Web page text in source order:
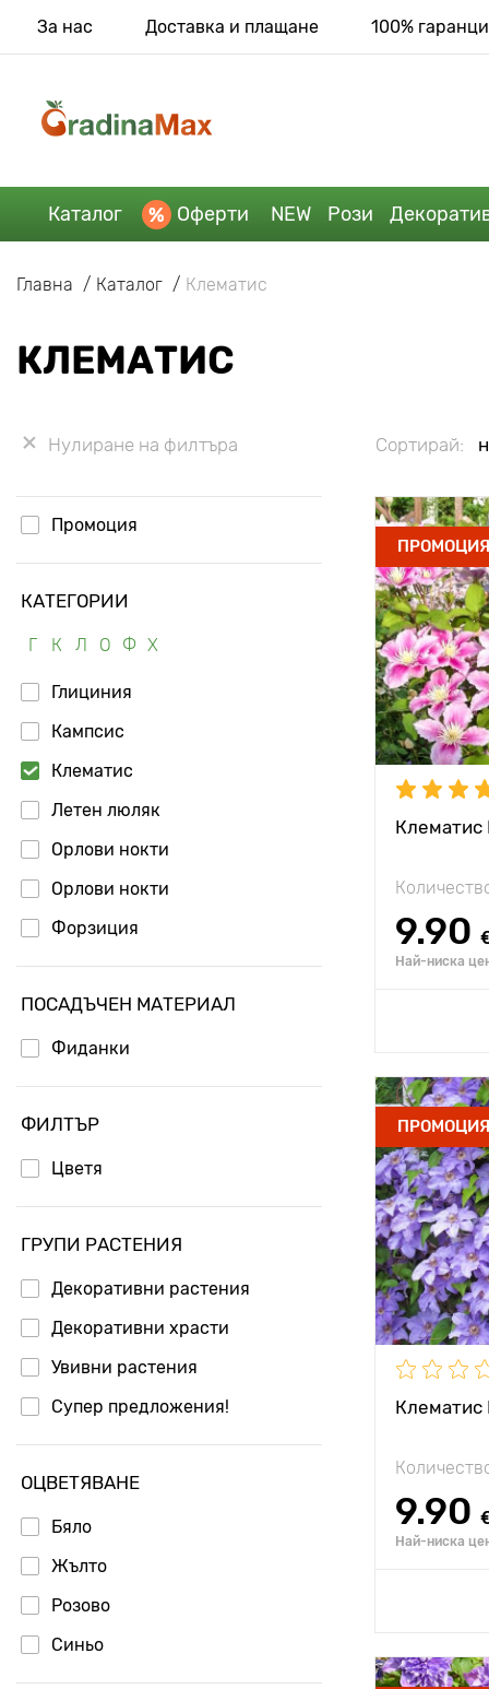
За нас Доставка и плащане 100%
Каталог Оферти NEW Рози
Главна Каталог Клематис
КЛЕМАТИС
Нулиране на филтъра
Промоция
КАТЕГОРИИ
Г К Л О Ф Х
Глициния
Кампсис
Клематис
Летен люляк
Орлови нокти
Орлови нокти
Форзиция
Хортензия
ПОСАДЪЧЕН МАТЕРИАЛ
Фиданки
ФИЛТЪР
Цветя
ГРУПИ РАСТЕНИЯ
Декоративни растения
Декоративни храсти
Увивни растения
Супер предложения!
ОЦВЕТЯВАНЕ
Бяло
Жълто
Розово
Синьо
Сортирай:
ПРОМОЦИЯ
Клематис
9.90
Най-ниска
Type pots
Специални
Височина
растението
растенията
ПРОМОЦИЯ
Клематис
9.90
Най-ниска
Type pots
Височина
растението
растенията
замръзване